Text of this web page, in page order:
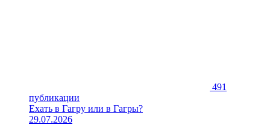
491
публикации
Ехать в Гагру или в Гагры?
29.07.2026